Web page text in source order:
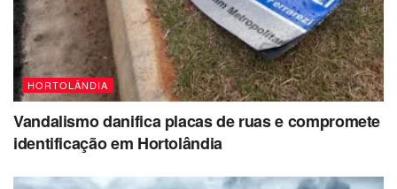
HORTOLÂNDIA
Vandalismo danifica placas de ruas e compromete
identificação em Hortolândia